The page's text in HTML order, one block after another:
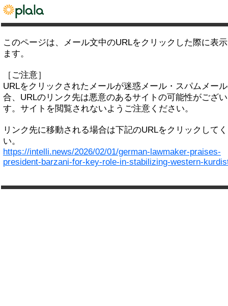
このページは、メール文中のURLをクリックした際に表
ます。
［ご注意］
URLをクリックされたメールが迷惑メール・スパムメー
合、URLのリンク先は悪意のあるサイトの可能性がござ
す。サイトを閲覧されないようご注意ください。
リンク先に移動される場合は下記のURLをクリックして
い。
https://intelli.news/2026/02/01/german-lawmaker-praises-
president-barzani-for-key-role-in-stabilizing-western-